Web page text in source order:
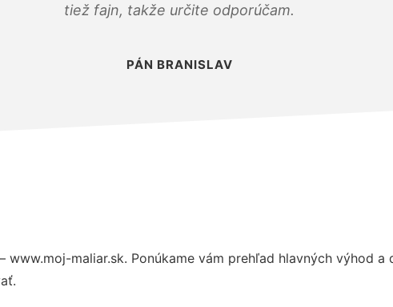
tiež fajn, takže určite odporúčam.
PÁN BRANISLAV
www.moj-maliar.sk. Ponúkame vám prehľad hlavných výhod